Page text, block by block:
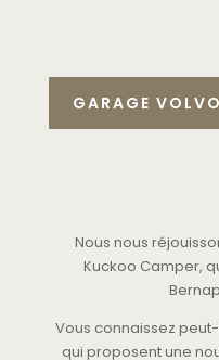
GARAGE
Nous nous
Kuckoo Camper,
Vous connaissez
qui proposent une